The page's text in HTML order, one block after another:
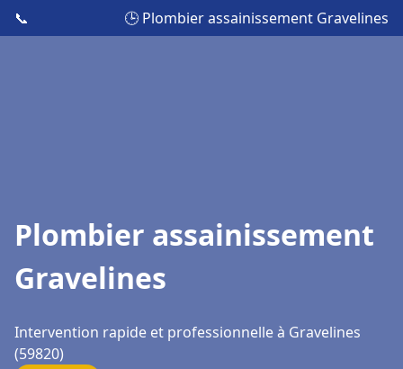
📞 🕒 Plombier assainissement Gravelines
Plombier assainissement
Gravelines
Intervention rapide et professionnelle à Gravelines
(59820)